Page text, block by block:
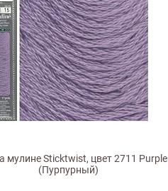
мулине Sticktwist, цвет 2711 Purple
(Пурпурный)